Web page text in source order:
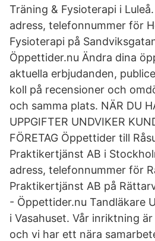
Träning & Fysioterapi i
adress, telefonnummer för
Fysioterapi på
Öppettider.nu Ändra dina
aktuella erbjudanden,
koll på recensioner och
och samma plats. NÄR DU
UPPGIFTER UNDVIKER
FÖRETAG Öppettider till
Praktikertjänst AB i
adress, telefonnummer för
Praktikertjänst AB på
- Öppettider.nu Tandläkare
i Vasahuset. Vår inriktning
och vi har ett nära